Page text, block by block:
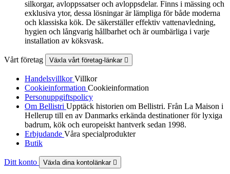
silkorgar, avloppssatser och avloppsdelar. Finns i mässing och
exklusiva ytor, dessa lösningar är lämpliga för både moderna
och klassiska kök. De säkerställer effektiv vattenavledning,
hygien och långvarig hållbarhet och är oumbärliga i varje
installation av köksvask.
Vårt företag Växla vårt företag-länkar 
HandelsvillkorVillkor
Cookieinformation Cookieinformation
Personuppgiftspolicy
Om Bellistri Upptäck historien om Bellistri. Från La Maison i
Hellerup till en av Danmarks erkända destinationer för lyxiga
badrum, kök och europeiskt hantverk sedan 1998.
Erbjudande Våra specialprodukter
Butik
Ditt konto Växla dina kontolänkar 